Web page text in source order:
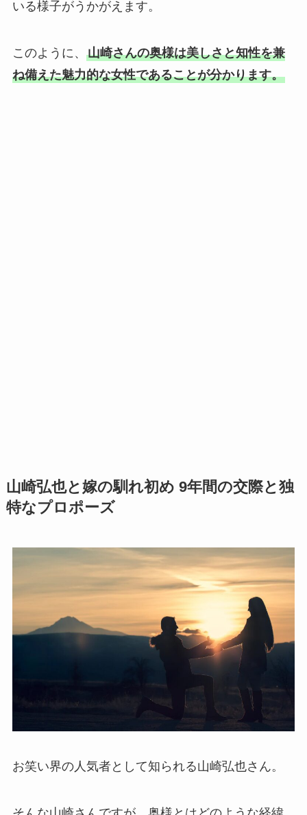
いる様子がうかがえます。
このように、 山崎さんの奥様は美しさと知性を兼
ね備えた魅力的な女性であることが分かります。
山崎弘也と嫁の馴れ初め 9年間の交際と独
特なプロポーズ
お笑い界の人気者として知られる山崎弘也さん。